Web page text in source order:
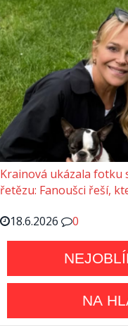
Krainová ukázala fotku
řetězu: Fanoušci řeší,
18.6.2026
0
NA